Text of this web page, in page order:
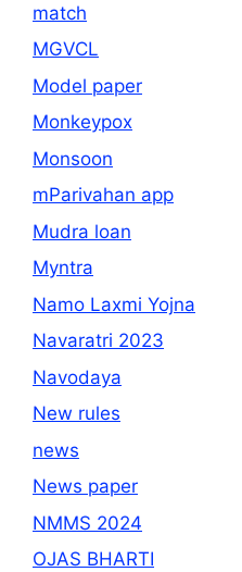
match
MGVCL
Model paper
Monkeypox
Monsoon
mParivahan app
Mudra loan
Myntra
Namo Laxmi Yojna
Navaratri 2023
Navodaya
New rules
news
News paper
NMMS 2024
OJAS BHARTI